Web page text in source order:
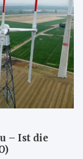
– Ist die